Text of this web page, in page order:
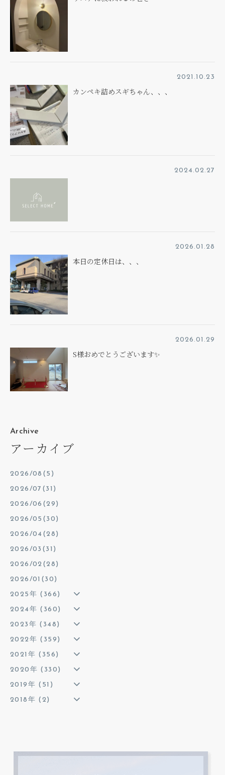
2021.10.23
カンペキ詰めスギちゃん、、、
2024.02.27
2026.01.28
本日の定休日は、、、
2026.01.29
S様おめでとうございます✨
Archive
アーカイブ
2026/08(5)
2026/07(31)
2026/06(29)
2026/05(30)
2026/04(28)
2026/03(31)
2026/02(28)
2026/01(30)
2025年 (366)
2024年 (360)
2023年 (348)
2022年 (359)
2021年 (356)
2020年 (330)
2019年 (51)
2018年 (2)